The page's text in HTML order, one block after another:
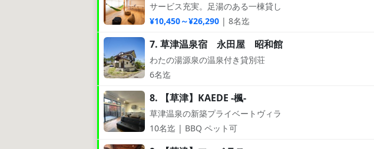
サービス充実。足湯のある一棟貸し
¥10,450～¥26,290| 8名迄
7. 草津温泉宿 永田屋 昭和館
わたの湯源泉の温泉付き貸別荘
6名迄
8. 【草津】KAEDE -楓-
草津温泉の新築プライベートヴィラ
10名迄 | BBQ ペット可